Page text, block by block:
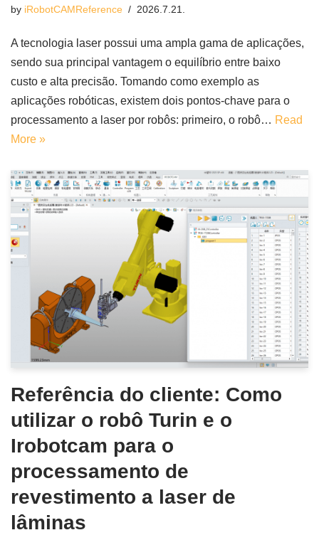
by iRobotCAMReference 2026.7.21.
A tecnologia laser possui uma ampla gama de aplicações,
sendo sua principal vantagem o equilíbrio entre baixo
custo e alta precisão. Tomando como exemplo as
aplicações robóticas, existem dois pontos-chave para o
processamento a laser por robôs: primeiro, o robô… Read
More »
Referência do cliente: Como
utilizar o robô Turin e o
Irobotcam para o
processamento de
revestimento a laser de
lâminas